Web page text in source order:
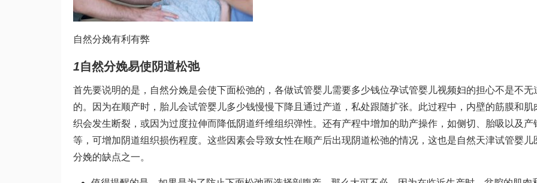
自然分娩有利有弊
1自然分娩易使阴道松弛
首先要说明的是，自然分娩是会使下面松弛的，各做试管婴儿需要多少钱位孕试管婴儿视频妇的担心不是不无
的。因为在顺产时，胎儿会试管婴儿多少钱慢慢下降且通过产道，私处跟随扩张。此过程中，内壁的筋膜和肌
织会发生断裂，或因为过度拉伸而降低阴道纤维组织弹性。还有产程中增加的助产操作，如侧切、胎吸以及产
等，可增加阴道组织损伤程度。这些因素会导致女性在顺产后出现阴道松弛的情况，这也是自然天津试管婴儿
分娩的缺点之一。